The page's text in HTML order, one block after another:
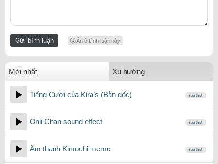
Ẩn ô bình luận này
Mới nhất Xu hướng
Tiếng Cười của Kira’s (Bản gốc) Yêu thích
Onii Chan sound effect Yêu thích
Âm thanh Kimochi meme Yêu thích